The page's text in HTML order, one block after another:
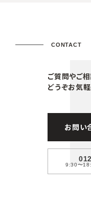
CONTACT
ご質問やご相
どうぞお気
お問い
9:30〜